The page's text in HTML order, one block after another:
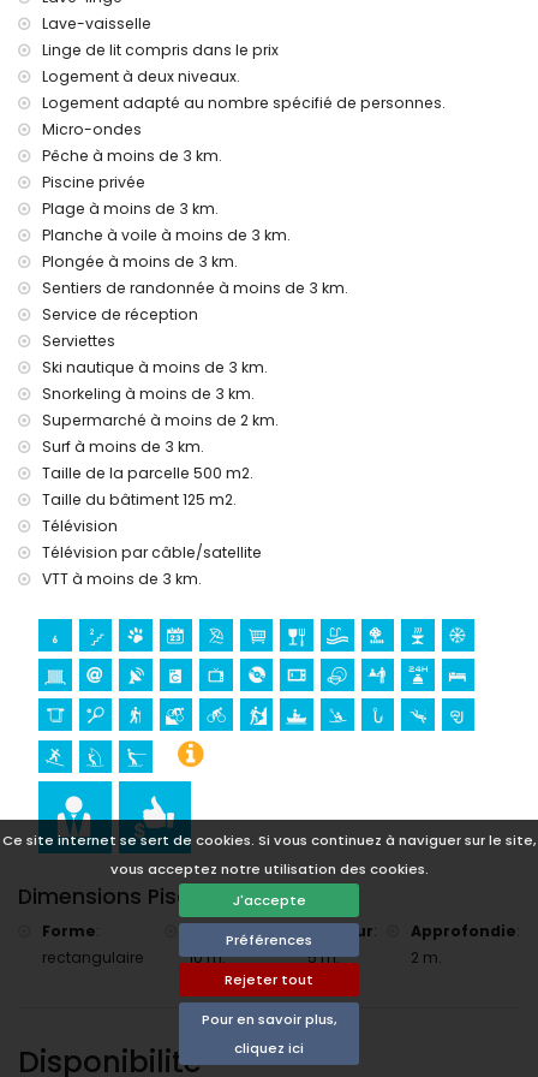
Ce site internet se sert de cookies. Si vous continuez à naviguer sur le site,
vous acceptez notre utilisation des cookies.
J'accepte
Préférences
Rejeter tout
Pour en savoir plus,
cliquez ici
Chauffage par air et climatisation
Installations et services avec supplément
Lit supplémentaire et lits/couffins pour enfants (sur
demande)
Divertissement et activités de loisirs pour vos vacances à
Bar (à moins de 5 kilomètres de la maison)
Sites et culture à Jávea, Costa Blanca
Musée (Pueblo Histórico, Jávea), église (San Bartolomé,
Jávea), ruine (Pueblo Histórico, Jávea), monument (Pueblo
Histórico, Jávea), bâtiment architectural (Pueblo Histórico,
Jávea), lieu historique (Pueblo Histórico et Jávea) (à moins
de 10 kilomètres de l'hébergement)
Château (Portal de la Vila et Denia) (à moins de 25
kilomètres de l'hébergement)
Sports
Tennis (à moins de 1000 mètres de la maison)
Randonnée, VTT, cyclisme, escalade, canoë, kayak, pêche,
plongée, snorkeling, surf, planche à voile et ski nautique (à
moins de 5 kilomètres de la maison)
Golf (Club de Golf de Jávea) et équitation (à moins de 10
Lave-vaisselle
Linge de lit compris dans le prix
Logement à deux niveaux.
Logement adapté au nombre spécifié de personnes.
Micro-ondes
Pêche à moins de 3 km.
Piscine privée
Plage à moins de 3 km.
Planche à voile à moins de 3 km.
Plongée à moins de 3 km.
Sentiers de randonnée à moins de 3 km.
Service de réception
Serviettes
Ski nautique à moins de 3 km.
Snorkeling à moins de 3 km.
Supermarché à moins de 2 km.
Surf à moins de 3 km.
Taille de la parcelle 500 m2.
Taille du bâtiment 125 m2.
Télévision
Télévision par câble/satellite
VTT à moins de 3 km.
Dimensions Piscine
Forme:
rectangulaire
Longueur
10 m.
Largeur:
5 m.
Approfondie:
2 m.
Disponibilité